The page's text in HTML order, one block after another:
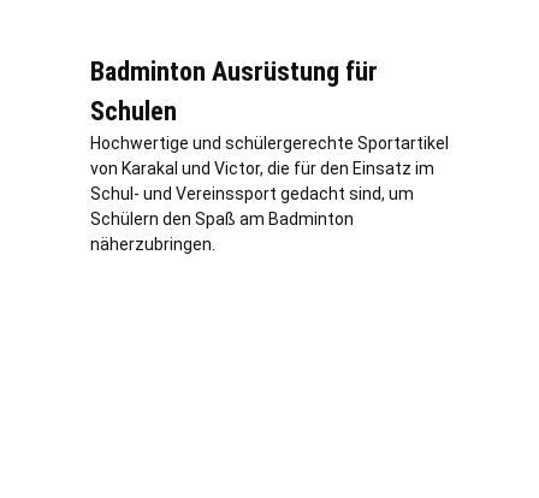
Badminton Ausrüstung für
Schulen
Hochwertige und schülergerechte Sportartikel
von Karakal und Victor, die für den Einsatz im
Schul- und Vereinssport gedacht sind, um
Schülern den Spaß am Badminton
näherzubringen.